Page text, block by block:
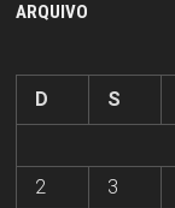
ARQUIVO
D
S
2
3